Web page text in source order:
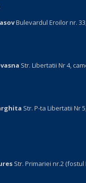
Bulevardul Eroilor nr.
Str. Libertatii Nr 4,
Str. P-ta Libertatii Nr
Str. Primariei nr.2 (fostul